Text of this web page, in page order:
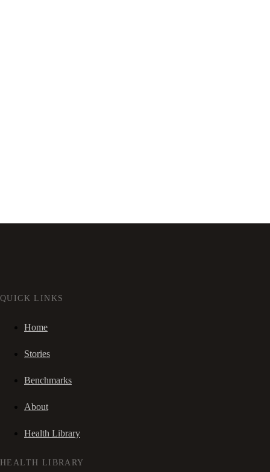
QUICK LINKS
Home
Stories
Benchmarks
About
Health Library
HEALTH LIBRARY